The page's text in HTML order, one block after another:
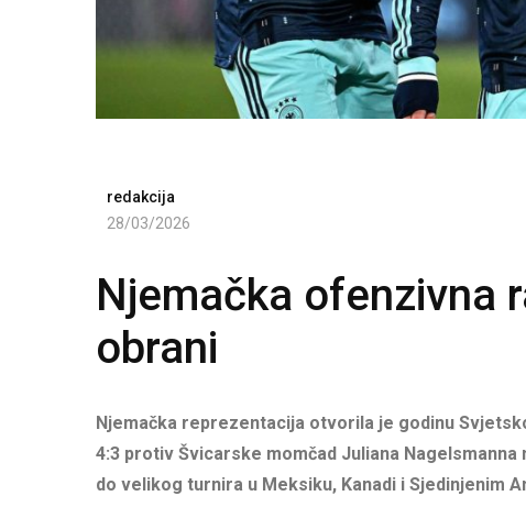
redakcija
28/03/2026
Njemačka ofenzivna
obrani
Njemačka reprezentacija otvorila je godinu
4:3 protiv Švicarske momčad Juliana
do velikog turnira u Meksiku, Kanadi i Sjedinjenim